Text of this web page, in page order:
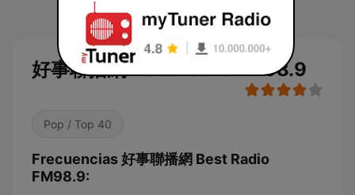
好事聯播網 Best Radio FM98.9
Pop / Top 40
Frecuencias 好事聯播網 Best Radio
FM98.9: